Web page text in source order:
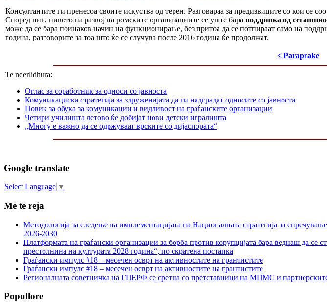
Консултантите ги пренесоа своите искуства од терен. Разговараа за предизвиците со кои се
Според нив, нивото на развој на ромските организациите се уште бара поддршка од
може да се бара поинаков начин на функционирање, без притоа да се потпираат само на
година, разговорите за тоа што ќе се случува после 2016 година ќе продолжат.
< Paraprake
Te nderlidhura:
Оглас за соработник за односи со јавноста
Комуникациска стратегија за здруженијата да ги надградат односите со јавноста
Повик за обука за комуникации и видливост на граѓанските организации
Четири училишта летово ќе добијат нови детски игралишта
„Многу е важно да се одржуваат врските со дијаспората“
Google translate
Select Language ▼
Më të reja
Методологија за следење на имплементацијата на Националната стратегија за
2026-2030
Платформата на граѓански организации за борба против корупцијата бара веднаш да се
престолнина на културата 2028 година“, по скратена постапка
Граѓански импулс #18 – месечен осврт на активностите на грантистите
Граѓански импулс #18 – месечен осврт на активностите на грантистите
Регионалната советничка на ГЦЕРФ се сретна со претставници на МЦМС и
Popullore